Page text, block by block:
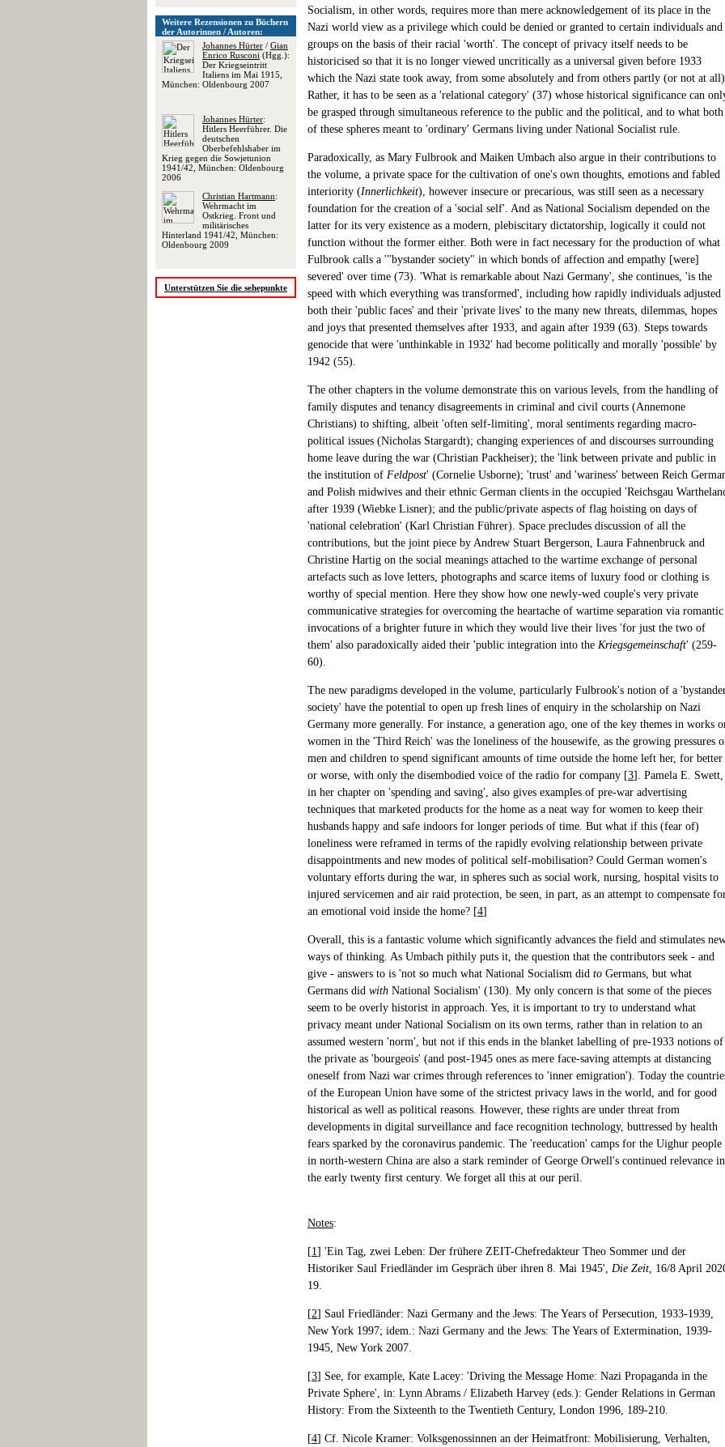
Weitere Rezensionen zu Büchern
der Autorinnen / Autoren:
Johannes Hürter / Gian
Enrico Rusconi (Hgg.):
Der Kriegseintritt
Italiens im Mai 1915,
München: Oldenbourg 2007
Johannes Hürter:
Hitlers Heerführer. Die
deutschen
Oberbefehlshaber im
Krieg gegen die Sowjetunion
1941/42, München: Oldenbourg
2006
Christian Hartmann:
Wehrmacht im
Ostkrieg. Front und
militärisches
Hinterland 1941/42, München:
Oldenbourg 2009
Unterstützen Sie die sehepunkte
Socialism, in other words, requires more than mere acknowledgement of its place in the
Nazi world view as a privilege which could be denied or granted to certain individuals and
groups on the basis of their racial 'worth'. The concept of privacy itself needs to be
historicised so that it is no longer viewed uncritically as a universal given before 1933
which the Nazi state took away, from some absolutely and from others partly (or not at
Rather, it has to be seen as a 'relational category' (37) whose historical significance can
be grasped through simultaneous reference to the public and the political, and to what both
of these spheres meant to 'ordinary' Germans living under National Socialist rule.
Paradoxically, as Mary Fulbrook and Maiken Umbach also argue in their contributions to
the volume, a private space for the cultivation of one's own thoughts, emotions and fabled
interiority (Innerlichkeit), however insecure or precarious, was still seen as a necessary
foundation for the creation of a 'social self'. And as National Socialism depended on the
latter for its very existence as a modern, plebiscitary dictatorship, logically it could not
function without the former either. Both were in fact necessary for the production of what
Fulbrook calls a '"bystander society" in which bonds of affection and empathy [were]
severed' over time (73). 'What is remarkable about Nazi Germany', she continues, 'is the
speed with which everything was transformed', including how rapidly individuals adjusted
both their 'public faces' and their 'private lives' to the many new threats, dilemmas, hopes
and joys that presented themselves after 1933, and again after 1939 (63). Steps towards
genocide that were 'unthinkable in 1932' had become politically and morally 'possible' by
1942 (55).
The other chapters in the volume demonstrate this on various levels, from the handling of
family disputes and tenancy disagreements in criminal and civil courts (Annemone
Christians) to shifting, albeit 'often self-limiting', moral sentiments regarding macro-
political issues (Nicholas Stargardt); changing experiences of and discourses surrounding
home leave during the war (Christian Packheiser); the 'link between private and public in
the institution of Feldpost' (Cornelie Usborne); 'trust' and 'wariness' between Reich
and Polish midwives and their ethnic German clients in the occupied 'Reichsgau
after 1939 (Wiebke Lisner); and the public/private aspects of flag hoisting on days of
'national celebration' (Karl Christian Führer). Space precludes discussion of all the
contributions, but the joint piece by Andrew Stuart Bergerson, Laura Fahnenbruck and
Christine Hartig on the social meanings attached to the wartime exchange of personal
artefacts such as love letters, photographs and scarce items of luxury food or clothing is
worthy of special mention. Here they show how one newly-wed couple's very private
communicative strategies for overcoming the heartache of wartime separation via romantic
invocations of a brighter future in which they would live their lives 'for just the two of
them' also paradoxically aided their 'public integration into the Kriegsgemeinschaft' (259-
60).
The new paradigms developed in the volume, particularly Fulbrook's notion of a
society' have the potential to open up fresh lines of enquiry in the scholarship on Nazi
Germany more generally. For instance, a generation ago, one of the key themes in works
women in the 'Third Reich' was the loneliness of the housewife, as the growing pressures
men and children to spend significant amounts of time outside the home left her, for better
or worse, with only the disembodied voice of the radio for company [3]. Pamela E. Swett,
in her chapter on 'spending and saving', also gives examples of pre-war advertising
techniques that marketed products for the home as a neat way for women to keep their
husbands happy and safe indoors for longer periods of time. But what if this (fear of)
loneliness were reframed in terms of the rapidly evolving relationship between private
disappointments and new modes of political self-mobilisation? Could German women's
voluntary efforts during the war, in spheres such as social work, nursing, hospital visits to
injured servicemen and air raid protection, be seen, in part, as an attempt to compensate
an emotional void inside the home? [4]
Overall, this is a fantastic volume which significantly advances the field and stimulates
ways of thinking. As Umbach pithily puts it, the question that the contributors seek - and
give - answers to is 'not so much what National Socialism did to Germans, but what
Germans did with National Socialism' (130). My only concern is that some of the pieces
seem to be overly historist in approach. Yes, it is important to try to understand what
privacy meant under National Socialism on its own terms, rather than in relation to an
assumed western 'norm', but not if this ends in the blanket labelling of pre-1933 notions of
the private as 'bourgeois' (and post-1945 ones as mere face-saving attempts at distancing
oneself from Nazi war crimes through references to 'inner emigration'). Today the
of the European Union have some of the strictest privacy laws in the world, and for good
historical as well as political reasons. However, these rights are under threat from
developments in digital surveillance and face recognition technology, buttressed by health
fears sparked by the coronavirus pandemic. The 'reeducation' camps for the Uighur people
in north-western China are also a stark reminder of George Orwell's continued relevance in
the early twenty first century. We forget all this at our peril.
Notes:
[1] 'Ein Tag, zwei Leben: Der frühere ZEIT-Chefredakteur Theo Sommer und der
Historiker Saul Friedländer im Gespräch über ihren 8. Mai 1945', Die Zeit, 16/8 April
19.
[2] Saul Friedländer: Nazi Germany and the Jews: The Years of Persecution, 1933-1939,
New York 1997; idem.: Nazi Germany and the Jews: The Years of Extermination, 1939-
1945, New York 2007.
[3] See, for example, Kate Lacey: 'Driving the Message Home: Nazi Propaganda in the
Private Sphere', in: Lynn Abrams / Elizabeth Harvey (eds.): Gender Relations in German
History: From the Sixteenth to the Twentieth Century, London 1996, 189-210.
[4] Cf. Nicole Kramer: Volksgenossinnen an der Heimatfront: Mobilisierung, Verhalten,